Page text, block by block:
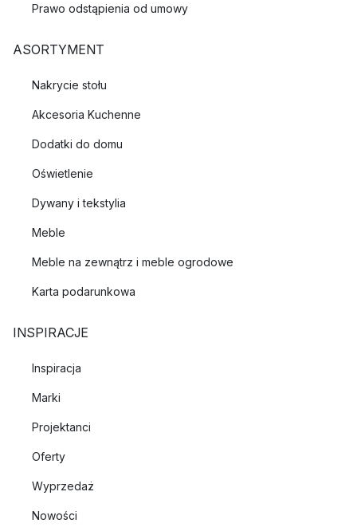
Prawo odstąpienia od umowy
ASORTYMENT
Nakrycie stołu
Akcesoria Kuchenne
Dodatki do domu
Oświetlenie
Dywany i tekstylia
Meble
Meble na zewnątrz i meble ogrodowe
Karta podarunkowa
INSPIRACJE
Inspiracja
Marki
Projektanci
Oferty
Wyprzedaż
Nowości